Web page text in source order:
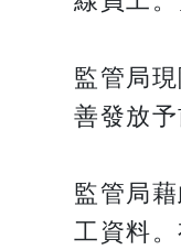
監管局
善發放予
監管局
工資料